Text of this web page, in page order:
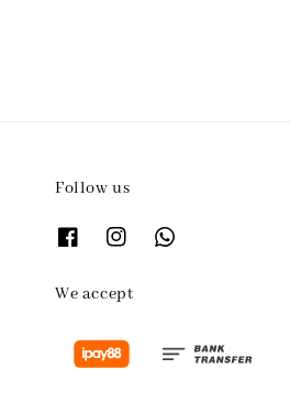
Follow us
We accept